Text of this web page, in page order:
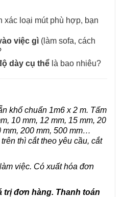
xác loại mút phù hợp, bạn
việc gì (làm sofa, cách
dày cụ thể là bao nhiêu?
khổ chuẩn 1m6 x 2 m. Tấm
10 mm, 12 mm, 15 mm, 20
mm, 200 mm, 500 mm…
thì cắt theo yêu cầu, cắt
việc. Có xuất hóa đơn
trị đơn hàng. Thanh toán